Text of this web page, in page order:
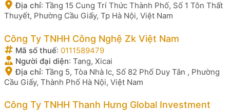
Địa chỉ: Tầng 15 Cung Trí Thức Thành Phố, Số 1 Tôn Thất
Thuyết, Phường Cầu Giấy, Tp Hà Nội, Việt Nam
Công Ty TNHH Công Nghệ Zk Việt Nam
Mã số thuế: 0111589479
Người đại diện: Tang, Xicai
Địa chỉ: Tầng 5, Tòa Nhà Ic, Số 82 Phố Duy Tân , Phường
Cầu Giấy, Thành Phố Hà Nội, Việt Nam
Công Ty TNHH Thanh Hưng Global Investment